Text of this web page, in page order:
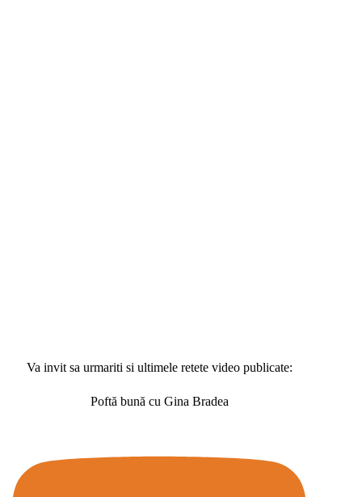
Va invit sa urmariti si ultimele retete video publicate:
Poftă bună cu Gina Bradea